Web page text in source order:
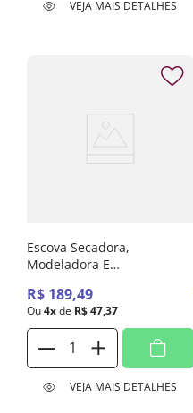
VEJA MAIS DETALHES
Escova Secadora,
Modeladora E
Lilás Taiff 220v
R$ 189,49
Ou4xde R$47,37
VEJA MAIS DETALHES